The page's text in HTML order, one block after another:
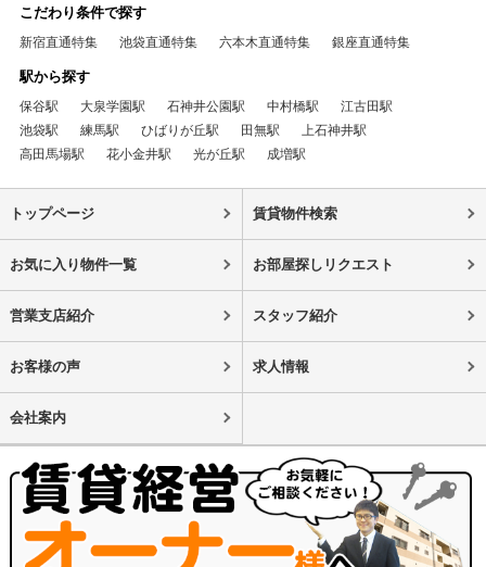
こだわり条件で探す
新宿直通特集 池袋直通特集 六本木直通特集 銀座直通特集
駅から探す
保谷駅 大泉学園駅 石神井公園駅 中村橋駅
江古田駅
池袋駅
練馬駅 ひばりが丘駅 田無駅
上石神井駅
高田馬場駅
花小金井駅 光が丘駅 成増駅
トップページ 賃貸物件検索
お気に入り物件一覧 お部屋探しリクエスト
営業支店紹介 スタッフ紹介
お客様の声 求人情報
会社案内